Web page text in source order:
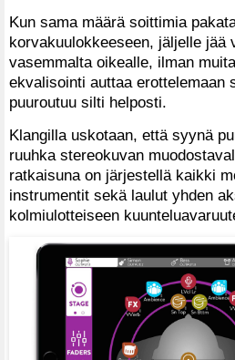
Kun sama määrä soittimia
korvakuulokkeeseen, jäljelle jää
vasemmalta oikealle, ilman
ekvalisointi auttaa erottelemaan
puuroutuu silti helposti.
Klangilla uskotaan, että syynä
ruuhka stereokuvan
ratkaisuna on järjestellä kaikki
instrumentit sekä laulut yhden
kolmiulotteiseen